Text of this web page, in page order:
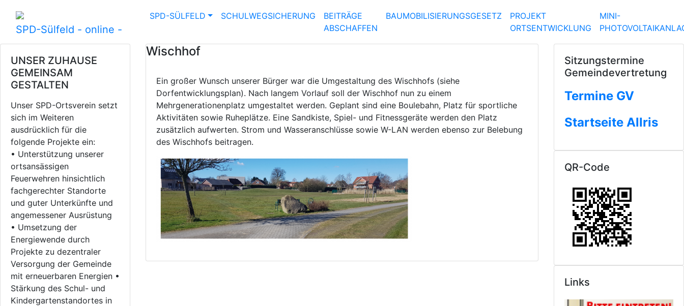
SPD-Sülfeld - online -
SPD-SÜLFELD SCHULWEGSICHERUNG
BEITRÄGE
ABSCHAFFEN
BAUMOBILISIERUNGSGESETZ
PROJEKT
ORTSENTWICKLUNG
MINI-
UNSER ZUHAUSE
GEMEINSAM
GESTALTEN
Unser SPD-Ortsverein setzt
sich im Weiteren
ausdrücklich für die
folgende Projekte ein:
• Unterstützung unserer
ortsansässigen
Feuerwehren hinsichtlich
fachgerechter Standorte
und guter Unterkünfte und
angemessener Ausrüstung
• Umsetzung der
Energiewende durch
Projekte zu dezentraler
Versorgung der Gemeinde
mit erneuerbaren Energien •
Stärkung des Schul- und
Kindergartenstandortes in
Wischhof
Ein großer Wunsch unserer Bürger war die Umgestaltung des Wischhofs (siehe
Dorfentwicklungsplan). Nach langem Vorlauf soll der Wischhof nun zu einem
Mehrgenerationenplatz umgestaltet werden. Geplant sind eine Boulebahn, Platz für sportliche
Aktivitäten sowie Ruheplätze. Eine Sandkiste, Spiel- und Fitnessgeräte werden den Platz
zusätzlich aufwerten. Strom und Wasseranschlüsse sowie W-LAN werden ebenso zur Belebung
des Wischhofs beitragen.
Sitzungstermine
Gemeindevertretung
Termine GV
Startseite Allris
QR-Code
Links